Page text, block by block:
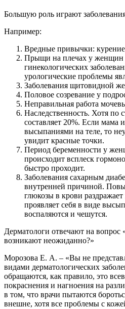
Большую роль играют
Например:
Вредные привычки:
Прыщи на плечах у женщин
гинекологических
урологические проблемы
Заболевания щитовидной
Половое созревание у
Неправильная работа
Наследственность. Хотя по
составляет 20%. Если мама
высыпаниями на теле, то
увидит красные точки.
Период беременности у
происходит всплеск
быстро проходит.
Заболевания сахарным
внутренней причиной.
глюкозы в крови
проявляет себя в виде
воспаляются и чешутся.
Дерматологи отвечают на
возникают неожиданно?»
Морозова Е. А. – «Вы не
видами дерматологических
обращаются, как правило, это
покраснения и нагноения на
в том, что врачи пытаются
внешне, хотя все проблемы с